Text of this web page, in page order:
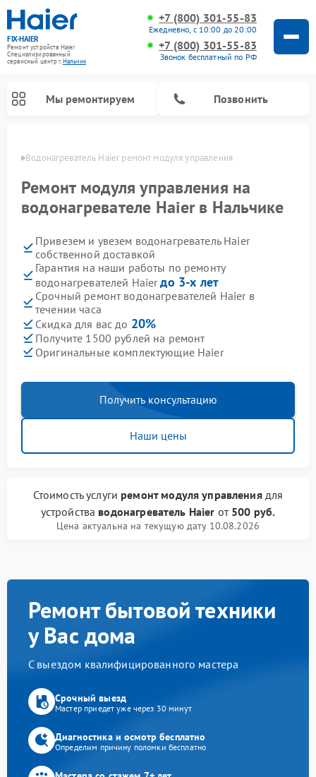
FIX-HAIER
Ремонт устройств Haier
Специализированный
cервисный центр г.Нальчик
+7 (800) 301-55-83
Ежедневно, с 10:00 до 20:00
+7 (800) 301-55-83
Звонок бесплатный по РФ
Мы ремонтируем Позвонить
Водонагреватель Haier ремонт модуля управления
Ремонт модуля управления на
водонагревателе Haier в Нальчике
Привезем и увезем водонагреватель Haier
собственной доставкой
Гарантия на наши работы по ремонту
водонагревателей Haierдо 3-х лет
Срочный ремонт водонагревателей Haier в
течении часа
Скидка для вас до 20%
Получите 1500 рублей на ремонт
Оригинальные комплектующие Haier
Получить консультацию
Наши цены
Стоимость услуги ремонт модуля управлениядля
устройства водонагреватель Haier от 500 руб.
Цена актуальна на текущую дату 10.08.2026
Ремонт бытовой техники
у Вас дома
С выездом квалифицированного мастера
Срочный выезд
Мастер приедет уже через 30 минут
Диагностика и осмотр бесплатно
Определим причину поломки бесплатно